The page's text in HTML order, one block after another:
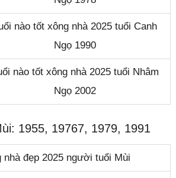
nào tốt xông nhà 2025 tuổi Canh
Ngọ 1990
nào tốt xông nhà 2025 tuổi Nhâm
Ngọ 2002
1955, 19767, 1979, 1991
nhà đẹp 2025 người tuổi Mùi